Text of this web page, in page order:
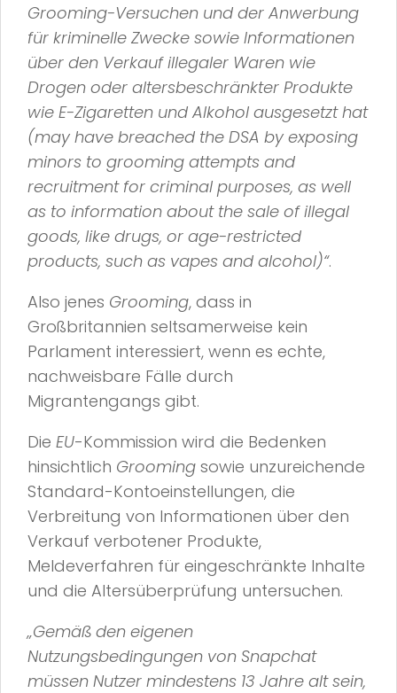
Grooming-Versuchen und der Anwerbung
für kriminelle Zwecke sowie Informationen
über den Verkauf illegaler Waren wie
Drogen oder altersbeschränkter Produkte
wie E-Zigaretten und Alkohol ausgesetzt hat
(may have breached the DSA by exposing
minors to grooming attempts and
recruitment for criminal purposes, as well
as to information about the sale of illegal
goods, like drugs, or age-restricted
products, such as vapes and alcohol)“.
Also jenes Grooming, dass in
Großbritannien seltsamerweise kein
Parlament interessiert, wenn es echte,
nachweisbare Fälle durch
Migrantengangs gibt.
Die EU-Kommission wird die Bedenken
hinsichtlich Grooming sowie unzureichende
Standard-Kontoeinstellungen, die
Verbreitung von Informationen über den
Verkauf verbotener Produkte,
Meldeverfahren für eingeschränkte Inhalte
und die Altersüberprüfung untersuchen.
„Gemäß den eigenen
Nutzungsbedingungen von Snapchat
müssen Nutzer mindestens 13 Jahre alt sein,